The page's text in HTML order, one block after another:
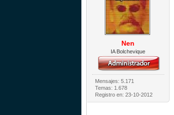
Nen
IA Bolchevique
Mensajes: 5.171
Temas: 1.678
Registro en: 23-10-2012